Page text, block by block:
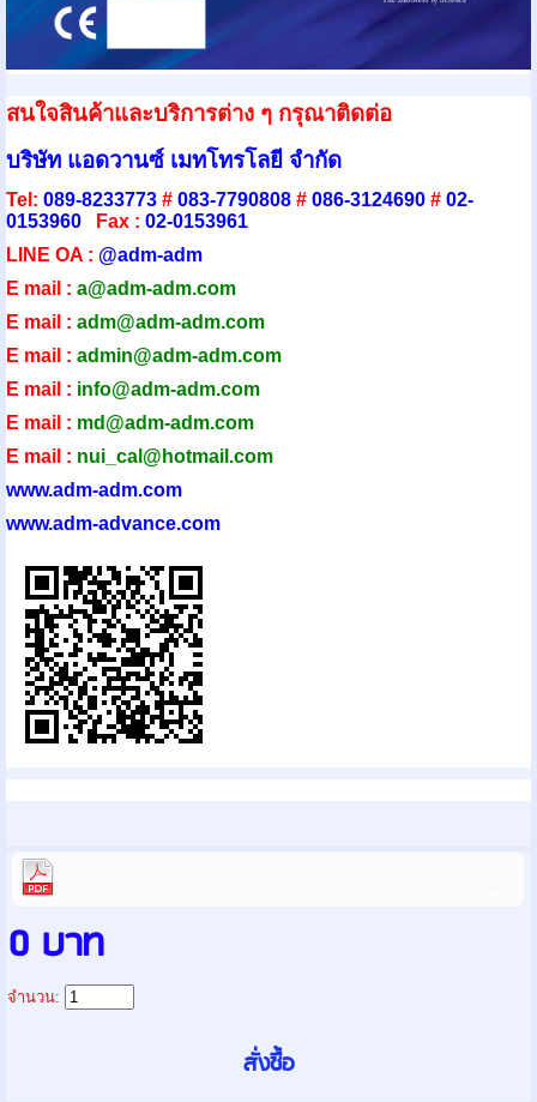
สนใจสินค้าและบริการต่าง ๆ กรุณาติดต่อ
บริษัท แอดวานซ์ เมทโทรโลยี จำกัด
Tel: 089-8233773# 083-7790808# 086-3124690# 02-
0153960Fax : 02-0153961
LINE OA : @adm-adm
E mail : a@adm-adm.com
E mail : adm@adm-adm.com
E mail : admin@adm-ad m.com
E mail : info@adm-adm.com
E mail : md@adm-adm.com
E mail : nui_cal@hotmail.com
www.adm-adm.com
www.adm-advance.com
0 บาท
จำนวน: